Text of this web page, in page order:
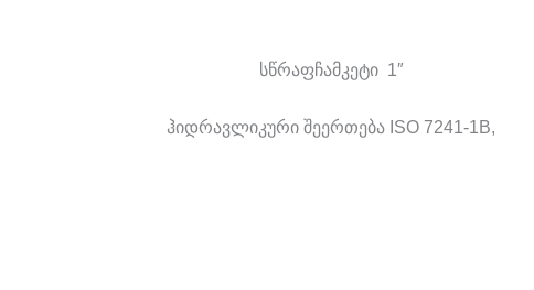
სწრაფჩამკეტი 1″
ჰიდრავლიკური შეერთება ISO 7241-1B,